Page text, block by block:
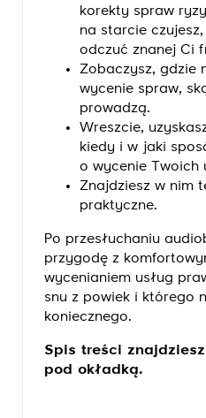
korekty spraw
na starcie
odczuć znanej Ci
Zobaczysz, gdzie
wycenie spraw,
prowadzą.
Wreszcie,
kiedy i w jaki
o wycenie Twoich
Znajdziesz w nim
praktyczne.
Po przesłuchaniu
przygodę z
wycenianiem usług
snu z powiek i którego
koniecznego.
Spis treści
pod okładką.